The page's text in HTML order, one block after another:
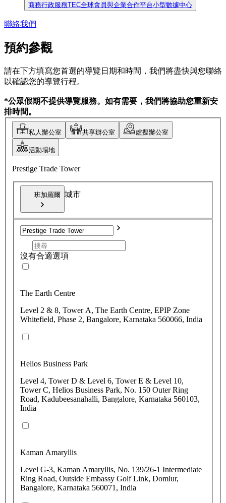
商務行政服務TEC全球會員與企業合作平台小型數據中心
聯絡我們
預約參觀
請在下方填寫您首選的導覽日期和時間，我們將盡快與您聯絡
以確認您的導覽行程。
*公眾假期不提供導覽服務。如有需要，我們將協助您重新安
排時間。
私人辦公室 共享辦公室 虛擬辦公室
活動場地
Prestige Trade Tower
班加羅爾 城市
沒有合適選項
The Earth Centre
Level 2 & 8, Tower A, The Earth Centre, EPIP Zone
Whitefield, Phase 2, Bangalore, Karnataka 560066, India
Helios Business Park
Level 4, Tower D & Level 6, Tower E & Level 10,
Tower C, Helios Business Park, No. 150 Outer Ring
Road, Kadubeesanahalli, Bangalore, Karnataka 560103,
India
Kaman Amaryllis
Level G-3, Kaman Amaryllis, No. 139/26-1 Intermediate
Ring Road, Outside Embassy Golf Link, Domlur,
Bangalore, Karnataka 560071, India